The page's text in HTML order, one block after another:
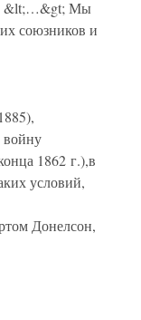
&lt;…&gt; Мы
союзников и
войну
1862 г.),в
условий,
Донелсон,